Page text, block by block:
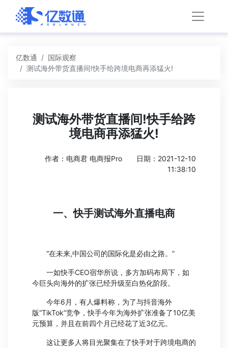
亿数通
国际观察
测试海外带货直播间!快手给跨境电商再添猛火!
测试海外带货直播间!快手给跨
境电商再添猛火!
作者：电商君 电商报Pro
日期：2021-12-10
11:38:10
一、快手测试海外直播电商
“在未来,中国公司的国际化是必由之路。”
一如快手CEO宿华所说，多方加码布局下，如
今巨头向海外的扩张已经升级至白热化阶段。
今年6月，有人爆料称，为了与抖音海外
版“TikTok”竞争，快手今年为海外扩张准备了10亿美
元预算，并且在前四个月已经花了近3亿元。
这让更多人将目光聚集在了快手对于跨境电商的